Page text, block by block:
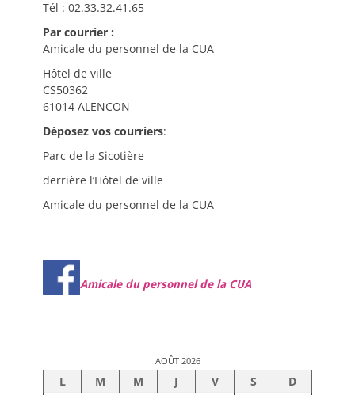
Tél : 02.33.32.41.65
Par courrier :
Amicale du personnel de la CUA
Hôtel de ville
CS50362
61014 ALENCON
Déposez vos courriers:
Parc de la Sicotière
derrière l’Hôtel de ville
Amicale du personnel de la CUA
Amicale du personnel de la CUA
AOÛT 2026
L M M J V S
D